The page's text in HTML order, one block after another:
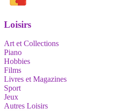
Loisirs
Art et Collections
Piano
Hobbies
Films
Livres et Magazines
Sport
Jeux
Autres Loisirs